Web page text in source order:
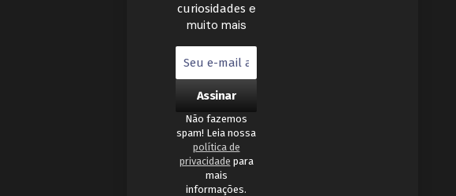
curiosidades e
muito mais
Não fazemos
spam! Leia nossa
política de
privacidade para
mais
informações.